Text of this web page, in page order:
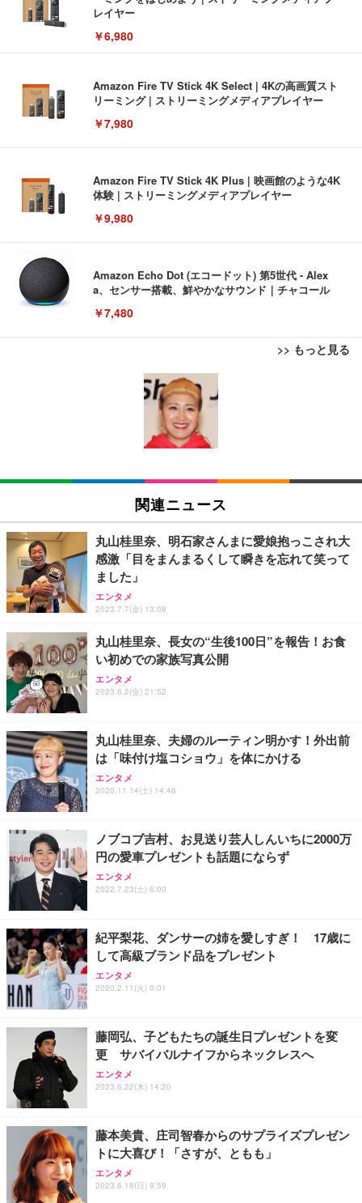
レイヤー
￥6,980
Amazon Fire TV Stick 4K Select | 4Kの高画質スト
リーミング | ストリーミングメディアプレイヤー
￥7,980
Amazon Fire TV Stick 4K Plus | 映画館のような4K
体験 | ストリーミングメディアプレイヤー
￥9,980
Amazon Echo Dot (エコードット) 第5世代 - Alex
a、センサー搭載、鮮やかなサウンド｜チャコール
￥7,480
>> もっと見る
[EdoErgo] オフィスチェア 椅子 テレワーク 疲れな
い 跳ね上げ式アームレスト コンパクト 約105度ロッ
キング pc 事務椅子 360度回転 座面昇降 強化ナイロ
ン樹脂ベース 通気性メッシュ 在宅ワーク H-WY01
(黒網+黒枠+黒足)
SIHOO B100 オフィスチェア／デスクチェア メッシ
ュチェア 人間工学 疲れない ブラック
￥27,999
Sezlife オフィスチェア デスクチェア 疲れない テレ
ワーク チェア 強化バックレスト 30度ロッキング機
能 人間工学 椅子 腰サポート 90度跳ね上げ式アーム
レスト 3Dヘッドレスト ハンガー付き 高反発クッシ
務用 おしゃれ パソコンチェア (ブラック)
Sezlife オフィスチェア デスクチェア 疲れない テレ
ワーク チェア 強化バックレスト 30度ロッキング機
能 人間工学 椅子 腰サポート 90度跳ね上げ式アーム
務用 おしゃれ パソコンチェア (ホワイト)
ANDWINT オフィスチェア デスクチェア 肘なし メ
ッシュ 通気性 ランバーサポート付き 腰サポート ガ
ス圧無段階昇降 360度回転 キャスター付き コンパク
EIZO ビジネス向けプレミアムモニター | FlexScan
EV3240X-WT | 31.5型4K UHD・USB Type-C・ホワ
EIZO ビジネス向けプレミアムモニター | FlexScan
￥109,572
【純正品】27"ゲーミングモニター DualSense 充電
フック付き（CFI-ZDM1J）
￥49,979
【整備済み品】Dell E2724HS 27インチ 液晶モニタ
ー フルHD（1920×1080）VA 非光沢 HDMI/DisplayP
ort/VGA スピーカー内蔵 高さ調整 スイベル VESA対
【MiniLED/24.5inch/280Hz/FHD】GRAPHT THE S
HOOTER Gaming Monitor 24” Essential ゲーミン
グモニター QD 24.5インチ 1ms FHD 量子ドット 残
Amazonベーシック ペットシーツ 薄型 レギュラー 1
回使い捨て 無香料 ホワイト 300枚
Amazonベーシック ペットシーツ 厚型 ワイド 42枚
x2袋(84枚) ホワイト(吸収面:ライトブルー)
￥3,234
ネオ・ルーライフ ネオ・オムツ L 中型犬用 26枚入
り 単品
￥1,800
Smart Basic(スマートベーシック) 【Amazon.co.jp
限定】 Smart Basic アイリスオーヤマ ペットシーツ
超厚型 お徳用 ワイド 100枚入 (x 1) (ケース販売)
アイリスオーヤマ ペットシーツ 超厚型 お徳用 レギ
ュラー 200枚入【Amazon.co.jp限定】
関連ニュース
丸山桂里奈、明石家さんまに愛娘抱っこされ大
感激「目をまんまるくして瞬きを忘れて笑って
ました」
エンタメ
2023.7.7(金) 13:08
丸山桂里奈、長女の“生後100日”を報告！お食
い初めでの家族写真公開
エンタメ
2023.6.2(金) 21:52
丸山桂里奈、夫婦のルーティン明かす！外出前
は「味付け塩コショウ」を体にかける
エンタメ
2020.11.14(土) 14:46
ノブコブ吉村、お見送り芸人しんいちに2000万
円の愛車プレゼントも話題にならず
エンタメ
2022.7.23(土) 6:00
紀平梨花、ダンサーの姉を愛しすぎ！ 17歳に
して高級ブランド品をプレゼント
エンタメ
2020.2.11(火) 0:01
藤岡弘、子どもたちの誕生日プレゼントを変
更 サバイバルナイフからネックレスへ
エンタメ
2023.6.22(木) 14:20
藤本美貴、庄司智春からのサプライズプレゼン
トに大喜び！「さすが、ともも」
エンタメ
2023.6.18(日) 9:59